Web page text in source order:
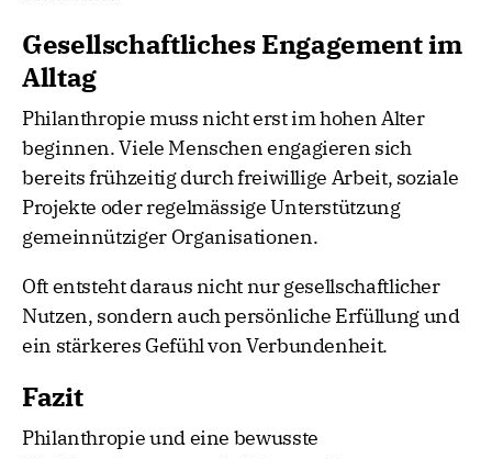
Gesellschaftliches Engagement im
Alltag
Philanthropie muss nicht erst im hohen Alter
beginnen. Viele Menschen engagieren sich
bereits frühzeitig durch freiwillige Arbeit, soziale
Projekte oder regelmässige Unterstützung
gemeinnütziger Organisationen.
Oft entsteht daraus nicht nur gesellschaftlicher
Nutzen, sondern auch persönliche Erfüllung und
ein stärkeres Gefühl von Verbundenheit.
Fazit
Philanthropie und eine bewusste